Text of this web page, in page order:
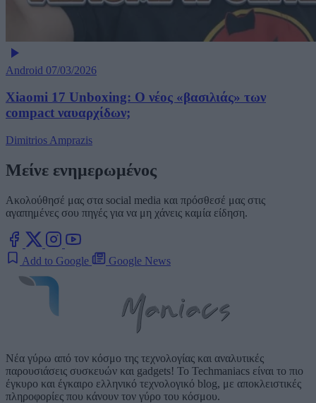
Android 07/03/2026
Xiaomi 17 Unboxing: Ο νέος «βασιλιάς» των
compact ναυαρχίδων;
Dimitrios Amprazis
Μείνε ενημερωμένος
Ακολούθησέ μας στα social media και πρόσθεσέ μας στις
αγαπημένες σου πηγές για να μη χάνεις καμία είδηση.
Add to Google Google News
Νέα γύρω από τον κόσμο της τεχνολογίας και αναλυτικές
παρουσιάσεις συσκευών και gadgets! Το Techmaniacs είναι το πιο
έγκυρο και έγκαιρο ελληνικό τεχνολογικό blog, με αποκλειστικές
πληροφορίες που κάνουν τον γύρο του κόσμου.